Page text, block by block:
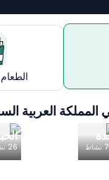
الطعام
العربية
الخبر
نشاط